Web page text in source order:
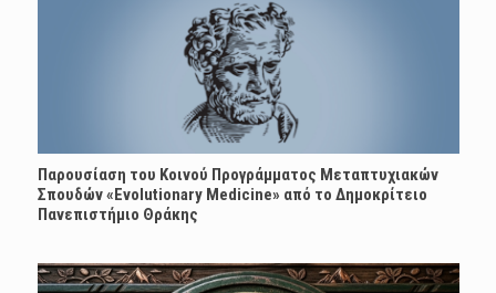
Παρουσίαση του Κοινού Προγράμματος Μεταπτυχιακών
Σπουδών «Evolutionary Medicine» από το Δημοκρίτειο
Πανεπιστήμιο Θράκης